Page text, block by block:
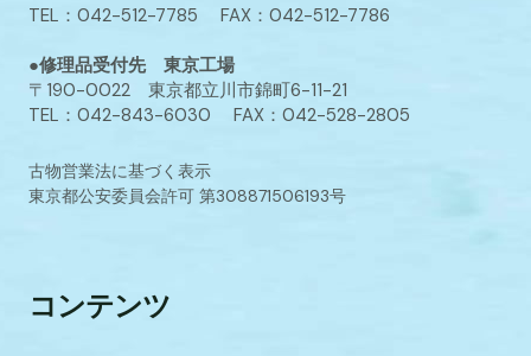
TEL：042-512-7785 FAX：042-512-7786
●修理品受付先 東京工場
〒190-0022 東京都立川市錦町6-11-21
TEL：042-843-6030 FAX：042-528-2805
古物営業法に基づく表示
東京都公安委員会許可 第308871506193号
コンテンツ